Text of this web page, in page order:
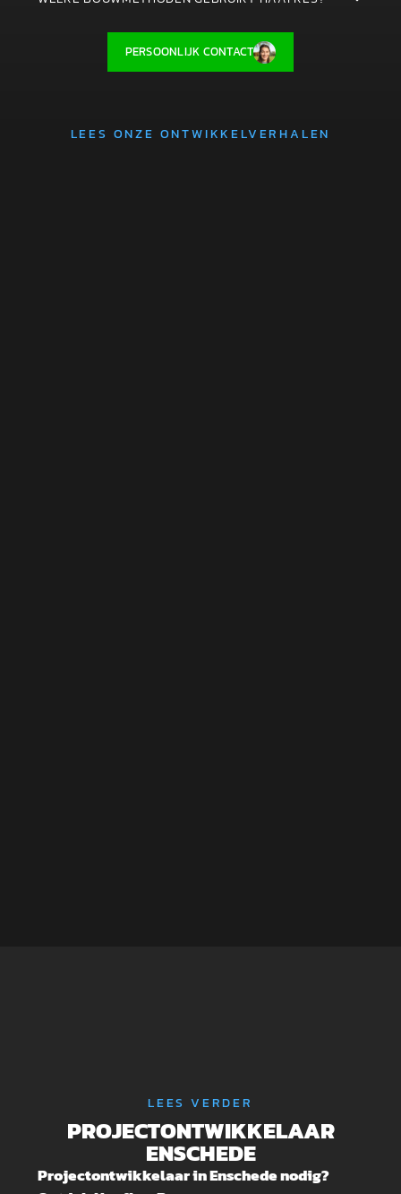
PERSOONLIJK CONTACT
LEES ONZE ONTWIKKELVERHALEN
LEES VERDER
PROJECTONTWIKKELAAR
ENSCHEDE
Projectontwikkelaar in Enschede nodig?